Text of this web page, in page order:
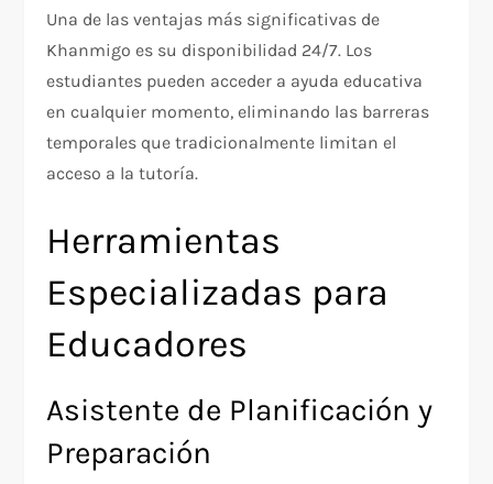
Una de las ventajas más significativas de
Khanmigo es su disponibilidad 24/7. Los
estudiantes pueden acceder a ayuda educativa
en cualquier momento, eliminando las barreras
temporales que tradicionalmente limitan el
acceso a la tutoría.
Herramientas
Especializadas para
Educadores
Asistente de Planificación y
Preparación